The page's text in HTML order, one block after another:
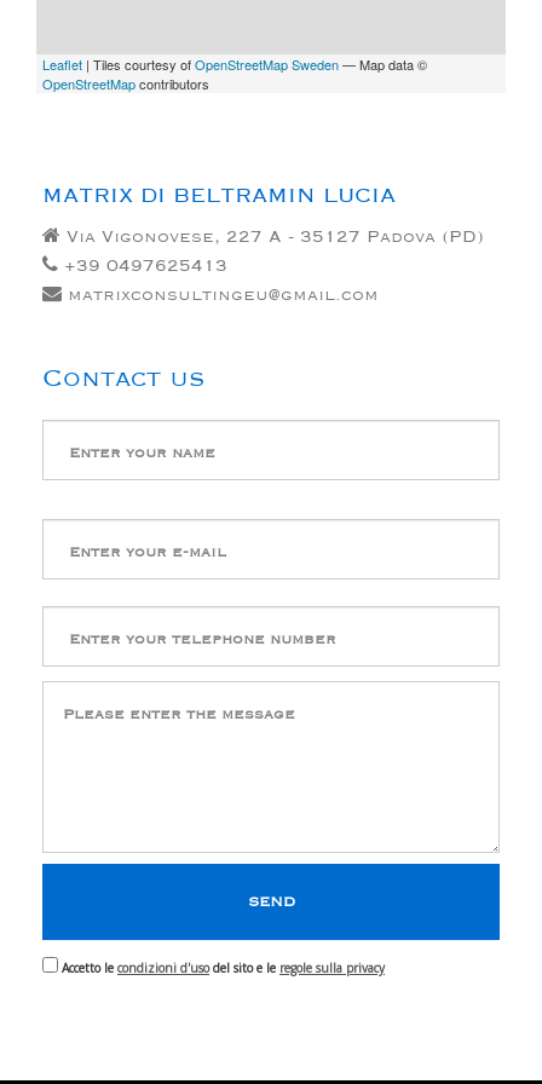
Leaflet | Tiles courtesy ofOpenStreetMap Sweden— Map data ©
OpenStreetMapcontributors
MATRIX DI BELTRAMIN LUCIA
Via Vigonovese, 227 A - 35127 Padova (PD)
+39 0497625413
matrixconsultingeu@gmail.com
Contact us
Accetto le condizioni d'usodel sito e le regole sulla privacy